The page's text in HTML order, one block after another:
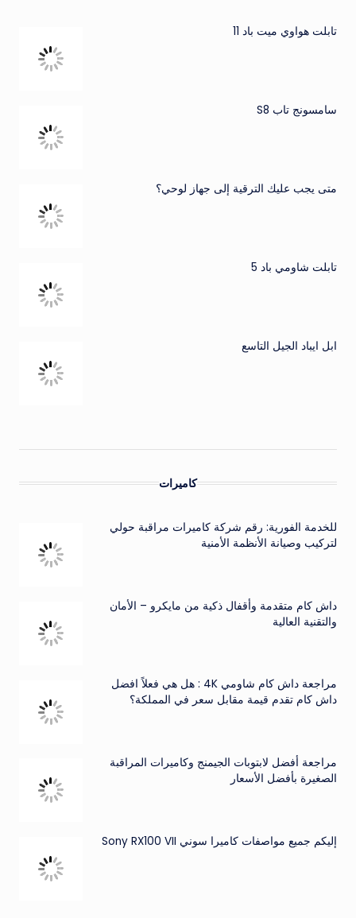
تابلت هواوي ميت باد 11
سامسونج تاب S8
متى يجب عليك الترقية إلى جهاز لوحي؟
تابلت شاومي باد 5
ابل ايباد الجيل التاسع
كاميرات
للخدمة الفورية: رقم شركة كاميرات مراقبة حولي
لتركيب وصيانة الأنظمة الأمنية
داش كام متقدمة وأقفال ذكية من مايكرو – الأمان
والتقنية العالية
مراجعة داش كام شاومي 4K : هل هي فعلاً افضل
داش كام تقدم قيمة مقابل سعر في المملكة؟
مراجعة أفضل لابتوبات الجيمنج وكاميرات المراقبة
الصغيرة بأفضل الأسعار
إليكم جميع مواصفات كاميرا سوني Sony RX100 VII